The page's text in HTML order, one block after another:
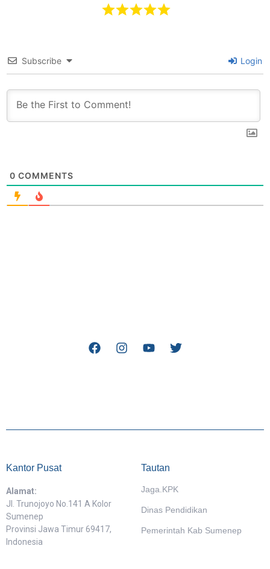
Subscribe Login
0 COMMENTS
Kantor Pusat
Alamat:
Jl. Trunojoyo No.141 A Kolor
Sumenep
Provinsi Jawa Timur 69417,
Indonesia
Tautan
Jaga.KPK
Dinas Pendidikan
Pemerintah Kab Sumenep